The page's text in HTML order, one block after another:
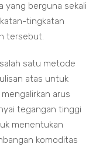
yang berguna sekali
tingkatan
tersebut.
satu metode
atas untuk
arus
tegangan tinggi
menentukan
komoditas